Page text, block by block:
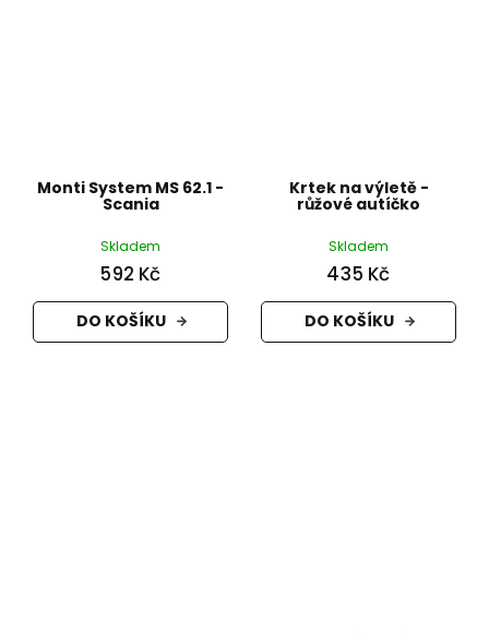
Monti System MS 62.1 -
Scania
Skladem
592 Kč
DO KOŠÍKU
Krtek na výletě -
růžové autíčko
Skladem
435 Kč
DO KOŠÍKU